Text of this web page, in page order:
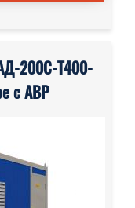
200С-Т400-
с АВР